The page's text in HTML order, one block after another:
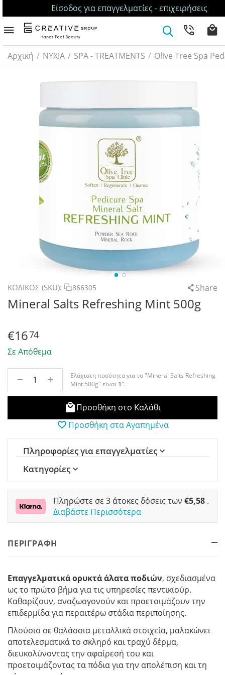
Είσοδος για επαγγελματίες - επιχειρήσεις
Αρχική / ΝΥΧΙΑ / SPA - TREATMENTS / Olive Tree Spa
ΚΩΔΙΚΟΣ (SKU): 866305 Share
Mineral Salts Refreshing Mint 500g
€1674
Σε Απόθεμα
+
−
Ελάχιστη ποσότητα για το "Mineral Salts Refreshing
Mint 500g" είναι 1".
Προσθήκη στο Καλάθι
Προσθήκη στα Αγαπημένα
Πληροφορίες για επαγγελματίες
Κατηγορίες
Πληρώστε σε 3 άτοκες δόσεις των €5,58 .
Διαβάστε Περισσότερα
ΠΕΡΙΓΡΑΦΗ
Επαγγελματικά ορυκτά άλατα ποδιών, σχεδιασμένα
ως το πρώτο βήμα για τις υπηρεσίες πεντικιούρ.
Καθαρίζουν, αναζωογονούν και προετοιμάζουν την
επιδερμίδα για περαιτέρω στάδια περιποίησης.
Πλούσιο σε θαλάσσια μεταλλικά στοιχεία, μαλακώνει
αποτελεσματικά το σκληρό και τραχύ δέρμα,
διευκολύνοντας την αφαίρεσή του και
προετοιμάζοντας τα πόδια για την απολέπιση και τη